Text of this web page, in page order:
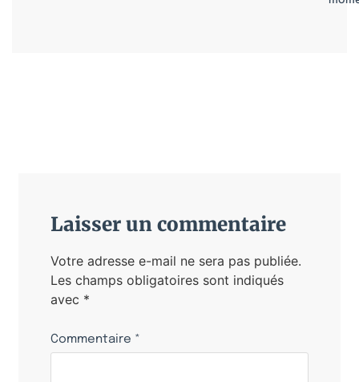
Laisser un commentaire
Votre adresse e-mail ne sera pas publiée.
Les champs obligatoires sont indiqués
avec *
Commentaire *